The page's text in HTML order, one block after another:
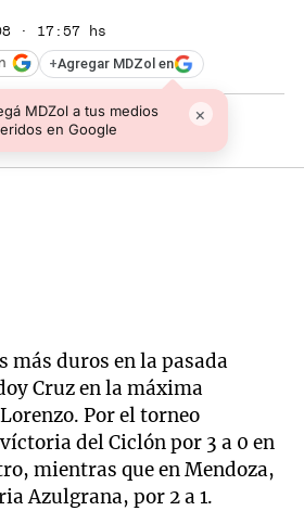
· 17:57 hs
+Agregar MDZol en
MDZol a tus medios
en Google
×
más duros en la pasada
Cruz en la máxima
Por el torneo
del Ciclón por 3 a 0 en
mientras que en Mendoza,
Azulgrana, por 2 a 1.